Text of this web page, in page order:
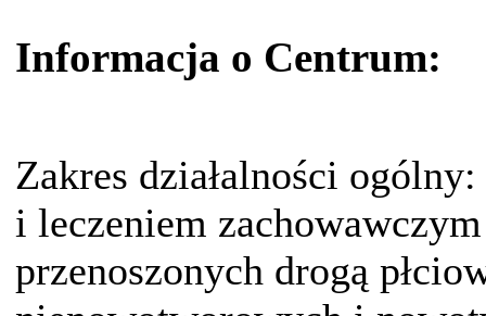
Informacja o Centrum:
Zakres działalności
i leczeniem
przenoszonych drogą